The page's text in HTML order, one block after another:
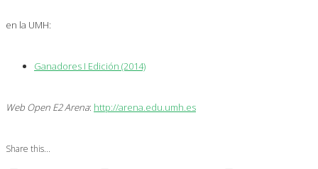
en la UMH:
Ganadores I Edición (2014)
Web Open E2 Arena: http://arena.edu.umh.es
Share this...